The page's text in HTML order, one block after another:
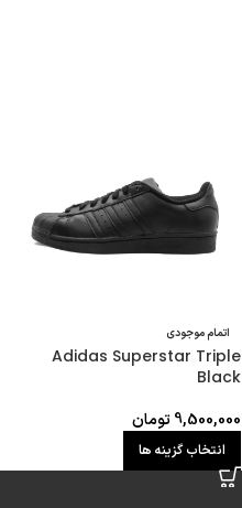
اتمام موجودی
Adidas Superstar Triple
Black
9,500,000تومان
انتخاب گزینه ها